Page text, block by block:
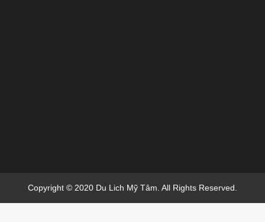
Copyright © 2020 Du Lich Mỹ Tâm. All Rights Reserved.